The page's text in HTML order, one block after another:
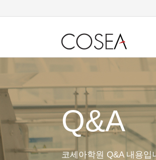
Q&A
코세아학원 Q&A 내용입